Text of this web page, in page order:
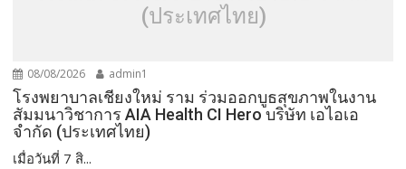
(ประเทศไทย)
08/08/2026 admin1
โรงพยาบาลเชียงใหม่ ราม ร่วมออกบูธสุขภาพในงาน
สัมมนาวิชาการ AIA Health CI Hero บริษัท เอไอเอ
จำกัด (ประเทศไทย)
เมื่อวันที่ 7 สิ...